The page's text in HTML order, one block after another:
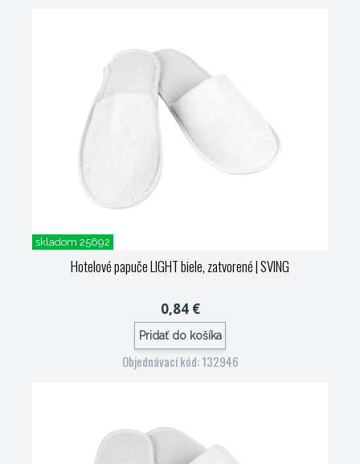
skladom 25692
Hotelové papuče LIGHT biele, zatvorené| SVING
0,84 €
Pridať do košíka
Objednávací kód: 132946